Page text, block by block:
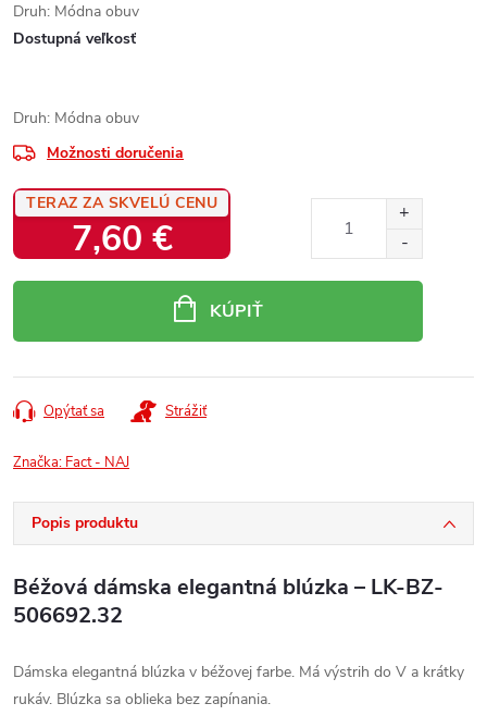
Druh: Módna obuv
Dostupná veľkosť
Druh: Módna obuv
Možnosti doručenia
TERAZ ZA SKVELÚ CENU
7,60 €
KÚPIŤ
Opýtať sa Strážiť
Značka: Fact - NAJ
Popis produktu
Béžová dámska elegantná blúzka – LK-BZ-
506692.32
Dámska elegantná blúzka v béžovej farbe. Má výstrih do V a krátky
rukáv. Blúzka sa oblieka bez zapínania.